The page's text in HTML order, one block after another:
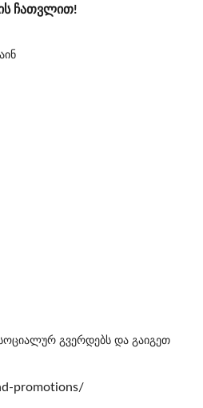
ჩათვლით!
გვერდებს და გაიგეთ
promotions/